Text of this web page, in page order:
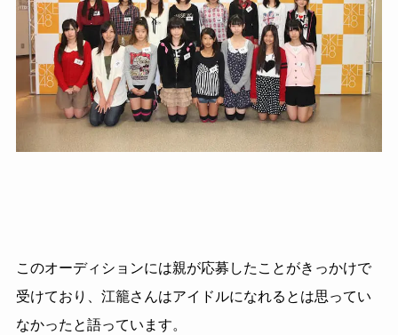
このオーディションには親が応募したことがきっかけで
受けており、江籠さんはアイドルになれるとは思ってい
なかったと語っています。